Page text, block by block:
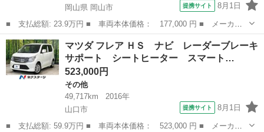
岡山県 岡山市
提携サイト 8月1日
■ 支払総額: 23.9万円 ■ 車両本体価格： 177,000 円 ■ メーカー
名： マツダ ■ 車種名： フレア ■ グレード名： ＸＧ エネチ
ャージ アイドリングストップ車 禁煙車 ＣＶＴオートマチック
ＡＢＳ付き ...
岡山 岡山市 その他
マツダ フレア ＨＳ ナビ レーダーブレーキ
サポート シートヒーター スマート…
523,000円
その他
49,717km
2016年
山口市
提携サイト 8月1日
■ 支払総額: 59.9万円 ■ 車両本体価格： 523,000 円 ■ メーカー